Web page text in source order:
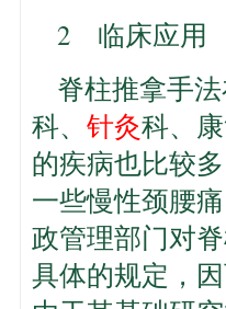
2 临床应用
脊柱推拿手
科、 针灸科、
的疾病也比较
一些慢性颈腰
政管理部门对
具体的规定，